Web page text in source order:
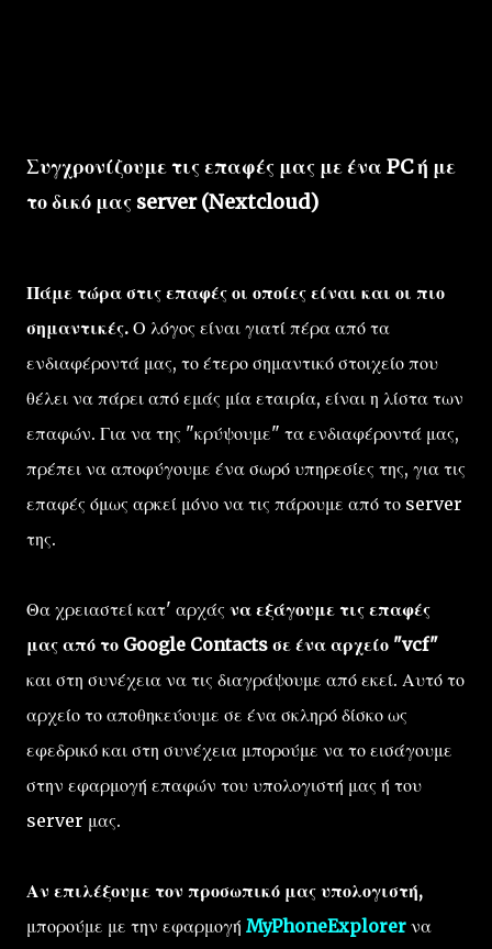
Συγχρονίζουμε τις επαφές μας με ένα PC ή με
το δικό μας server (Nextcloud)
Πάμε τώρα στις επαφές οι οποίες είναι και οι πιο
σημαντικές. Ο λόγος είναι γιατί πέρα από τα
ενδιαφέροντά μας, το έτερο σημαντικό στοιχείο που
θέλει να πάρει από εμάς μία εταιρία, είναι η λίστα των
επαφών. Για να της "κρύψουμε" τα ενδιαφέροντά μας,
πρέπει να αποφύγουμε ένα σωρό υπηρεσίες της, για τις
επαφές όμως αρκεί μόνο να τις πάρουμε από το server
της.
Θα χρειαστεί κατ' αρχάς να εξάγουμε τις επαφές
μας από το Google Contacts σε ένα αρχείο "vcf"
και στη συνέχεια να τις διαγράψουμε από εκεί. Αυτό το
αρχείο το αποθηκεύουμε σε ένα σκληρό δίσκο ως
εφεδρικό και στη συνέχεια μπορούμε να το εισάγουμε
στην εφαρμογή επαφών του υπολογιστή μας ή του
server μας.
Αν επιλέξουμε τον προσωπικό μας υπολογιστή,
μπορούμε με την εφαρμογή MyPhoneExplorer να